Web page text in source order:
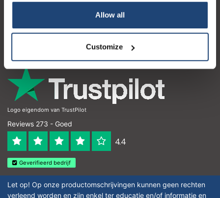
Allow all
Customize
Contactgegevens
Logo eigendom van TrustPilot
Reviews 273 - Goed
4.4
Geverifieerd bedrijf
Let op! Op onze productomschrijvingen kunnen geen rechten
verleend worden en zijn enkel ter educatie en/of informatie en